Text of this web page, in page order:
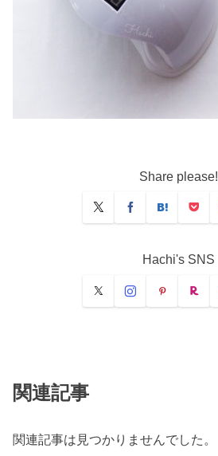
Share please!
Hachi's SNS
関連記事
関連記事は見つかりませんでした。